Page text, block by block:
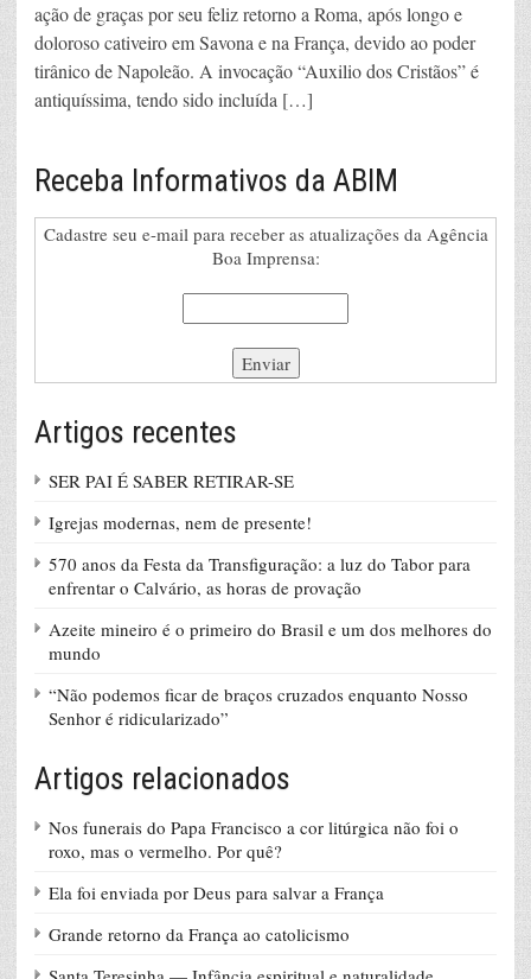
ação de graças por seu feliz retorno a Roma, após longo e
doloroso cativeiro em Savona e na França, devido ao poder
tirânico de Napoleão. A invocação “Auxilio dos Cristãos” é
antiquíssima, tendo sido incluída […]
Receba Informativos da ABIM
Cadastre seu e-mail para receber as atualizações da Agência
Boa Imprensa:
Artigos recentes
SER PAI É SABER RETIRAR-SE
Igrejas modernas, nem de presente!
570 anos da Festa da Transfiguração: a luz do Tabor para
enfrentar o Calvário, as horas de provação
Azeite mineiro é o primeiro do Brasil e um dos melhores do
mundo
“Não podemos ficar de braços cruzados enquanto Nosso
Senhor é ridicularizado”
Artigos relacionados
Nos funerais do Papa Francisco a cor litúrgica não foi o
roxo, mas o vermelho. Por quê?
Ela foi enviada por Deus para salvar a França
Grande retorno da França ao catolicismo